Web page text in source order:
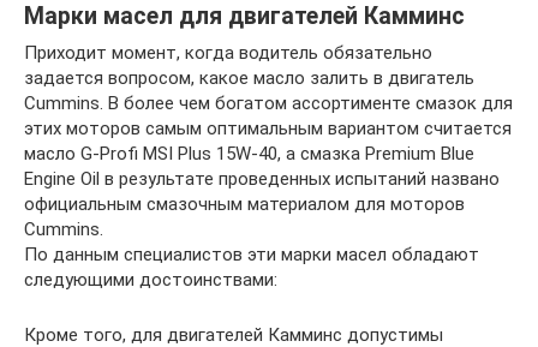
Марки масел для двигателей Камминс
Приходит момент, когда водитель обязательно
задается вопросом, какое масло залить в двигатель
Cummins. В более чем богатом ассортименте смазок для
этих моторов самым оптимальным вариантом считается
масло G-Profi MSI Plus 15W-40, а смазка Premium Blue
Engine Oil в результате проведенных испытаний названо
официальным смазочным материалом для моторов
Cummins.
По данным специалистов эти марки масел обладают
следующими достоинствами:
Кроме того, для двигателей Камминс допустимы